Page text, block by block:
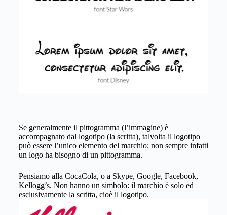
Se generalmente il pittogramma (l’immagine) è
accompagnato dal logotipo (la scritta), talvolta il logotipo
può essere l’unico elemento del marchio; non sempre infatti
un logo ha bisogno di un pittogramma.
Pensiamo alla CocaCola, o a Skype, Google, Facebook,
Kellogg’s. Non hanno un simbolo: il marchio è solo ed
esclusivamente la scritta, cioè il logotipo.